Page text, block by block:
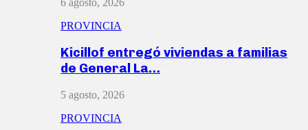
PROVINCIA
Kicillof entregó viviendas a familias
de General La…
5 agosto, 2026
PROVINCIA